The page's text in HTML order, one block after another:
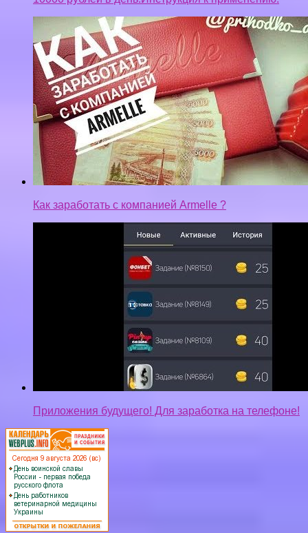
Как заработать с компанией Armelle ?
Приложения будущего! Для заработка на телефоне!